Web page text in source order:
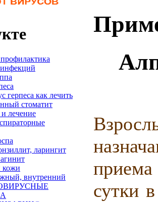
герпеса как лечить
стоматит
лечение
ларингит
кожи
внутренний
сутки